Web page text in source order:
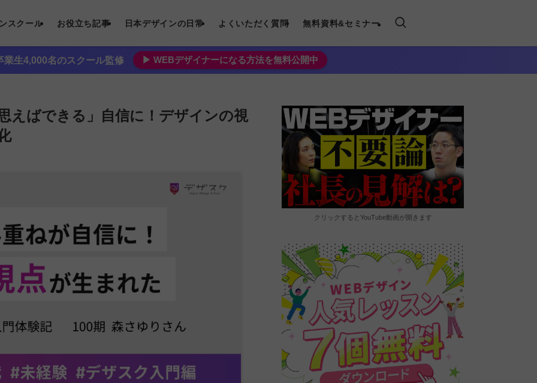
スクール お役立ち記事 日本デザインの日常 よくいただく質問 無料資料&セミナー
業生4,000名のスクール監修 ▶︎ WEBデザイナーになる方法を無料公開中
えばできる」自信に！デザインの視
クリックするとYouTube動画が開きます